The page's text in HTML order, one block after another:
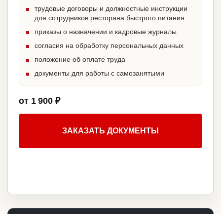
трудовые договоры и должностные инструкции
для сотрудников ресторана быстрого питания
приказы о назначении и кадровые журналы
согласия на обработку персональных данных
положение об оплате труда
документы для работы с самозанятыми
от 1 900 ₽
ЗАКАЗАТЬ ДОКУМЕНТЫ